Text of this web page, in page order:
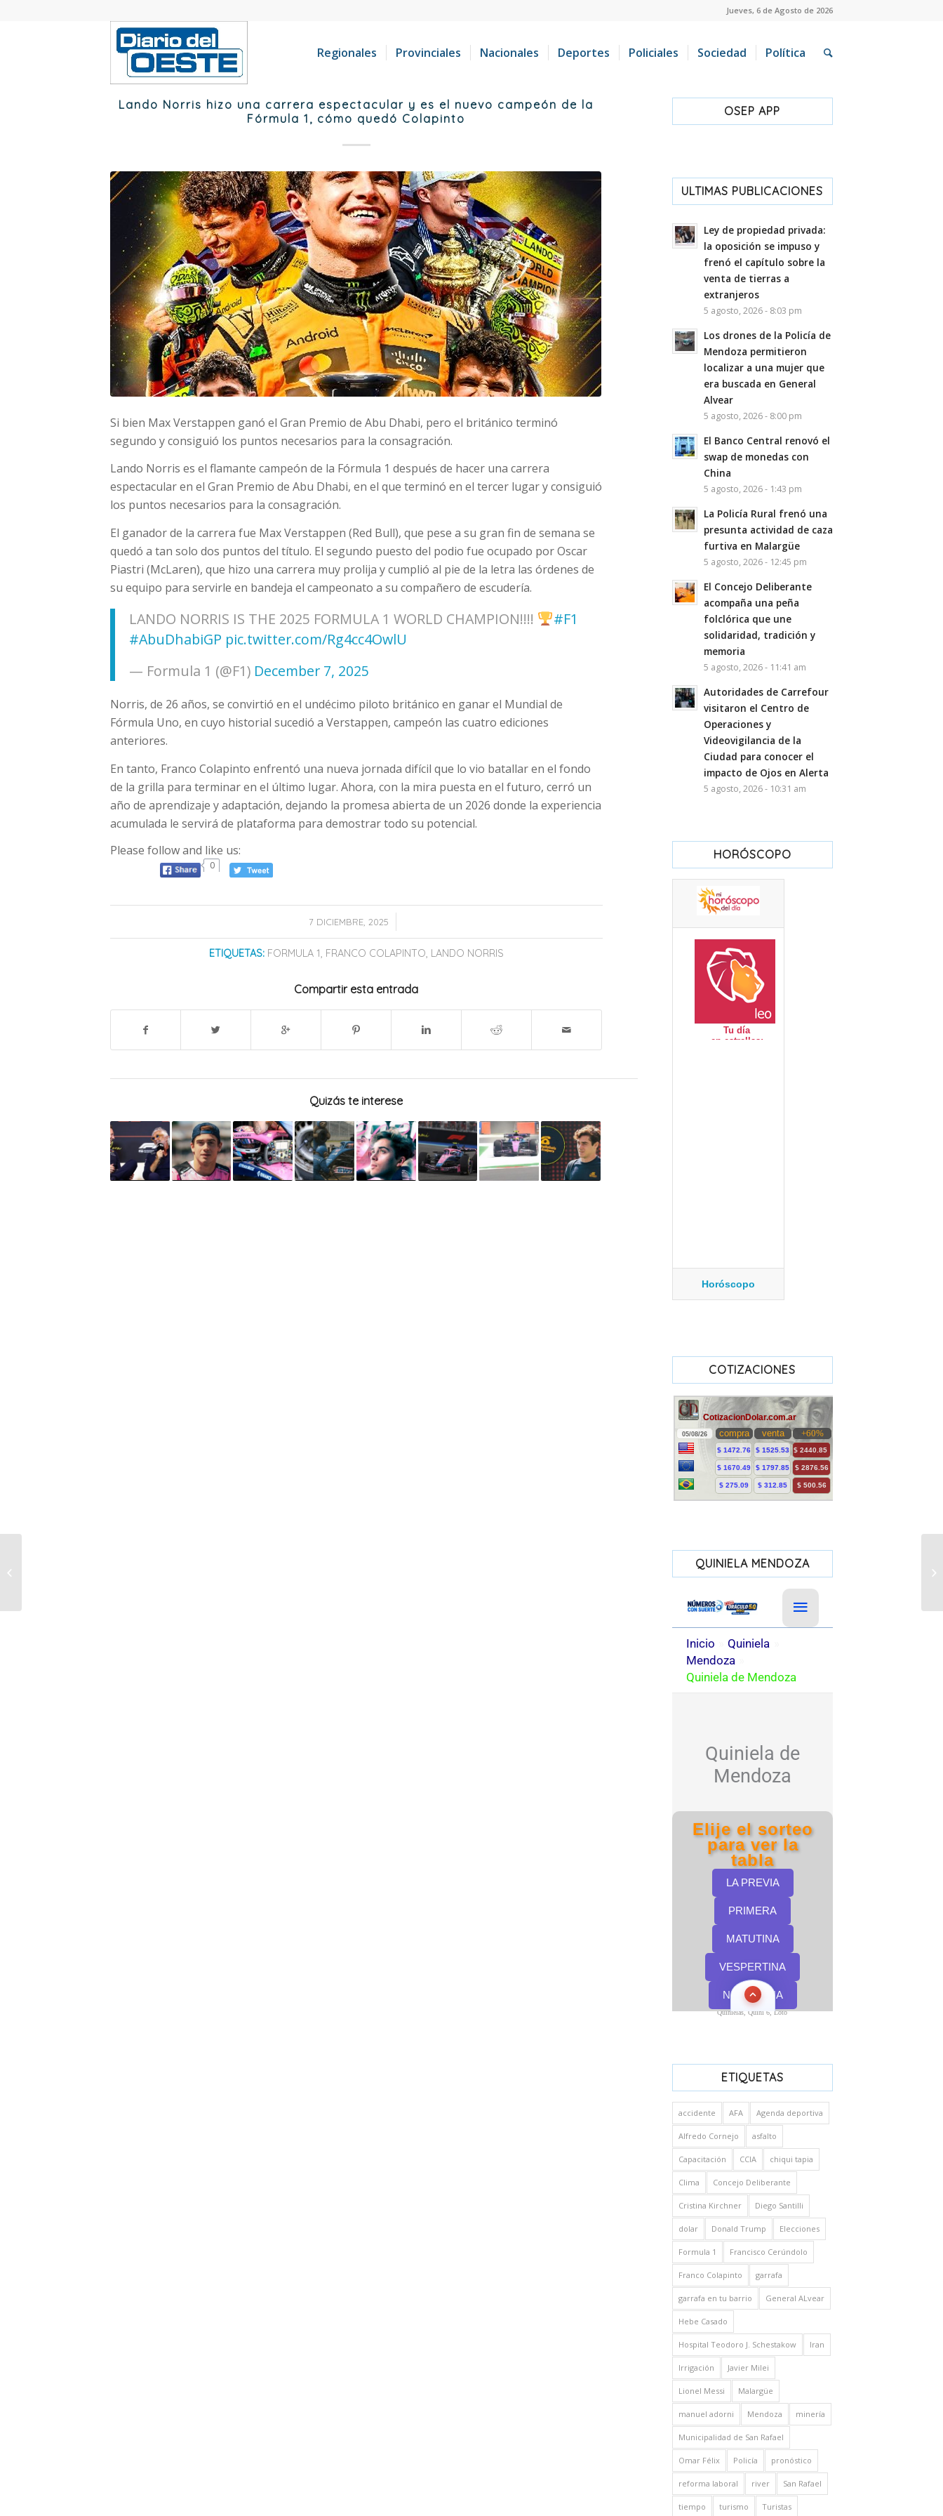
Jueves, 6 de Agosto de 2026
Regionales Provinciales Nacionales Deportes Policiales Sociedad Política
Lando Norris hizo una carrera espectacular y es el nuevo campeón de la
Fórmula 1, cómo quedó Colapinto
Si bien Max Verstappen ganó el Gran Premio de Abu Dhabi, pero el británico terminó
segundo y consiguió los puntos necesarios para la consagración.
Lando Norris es el flamante campeón de la Fórmula 1 después de hacer una carrera
espectacular en el Gran Premio de Abu Dhabi, en el que terminó en el tercer lugar y consiguió
los puntos necesarios para la consagración.
El ganador de la carrera fue Max Verstappen (Red Bull), que pese a su gran fin de semana se
quedó a tan solo dos puntos del título. El segundo puesto del podio fue ocupado por Oscar
Piastri (McLaren), que hizo una carrera muy prolija y cumplió al pie de la letra las órdenes de
su equipo para servirle en bandeja el campeonato a su compañero de escudería.
LANDO NORRIS IS THE 2025 FORMULA 1 WORLD CHAMPION!!!!
#F1
#AbuDhabiGP pic.twitter.com/Rg4cc4OwlU
— Formula 1 (@F1) December 7, 2025
Norris, de 26 años, se convirtió en el undécimo piloto británico en ganar el Mundial de
Fórmula Uno, en cuyo historial sucedió a Verstappen, campeón las cuatro ediciones
anteriores.
En tanto, Franco Colapinto enfrentó una nueva jornada difícil que lo vio batallar en el fondo
de la grilla para terminar en el último lugar. Ahora, con la mira puesta en el futuro, cerró un
año de aprendizaje y adaptación, dejando la promesa abierta de un 2026 donde la experiencia
acumulada le servirá de plataforma para demostrar todo su potencial.
Please follow and like us:
0
7 DICIEMBRE, 2025
/
ETIQUETAS: FORMULA 1, FRANCO COLAPINTO, LANDO NORRIS
Compartir esta entrada
Quizás te interese
OSEP APP
ULTIMAS PUBLICACIONES
Ley de propiedad privada:
la oposición se impuso y
frenó el capítulo sobre la
venta de tierras a
extranjeros
5 agosto, 2026 - 8:03 pm
Los drones de la Policía de
Mendoza permitieron
localizar a una mujer que
era buscada en General
Alvear
5 agosto, 2026 - 8:00 pm
El Banco Central renovó el
swap de monedas con
China
5 agosto, 2026 - 1:43 pm
La Policía Rural frenó una
presunta actividad de caza
furtiva en Malargüe
5 agosto, 2026 - 12:45 pm
El Concejo Deliberante
acompaña una peña
folclórica que une
solidaridad, tradición y
memoria
5 agosto, 2026 - 11:41 am
Autoridades de Carrefour
visitaron el Centro de
Operaciones y
Videovigilancia de la
Ciudad para conocer el
impacto de Ojos en Alerta
5 agosto, 2026 - 10:31 am
HORÓSCOPO
Horóscopo
COTIZACIONES
QUINIELA MENDOZA
Quinielas, Quini 6, Loto
ETIQUETAS
accidente AFA Agenda deportiva
Alfredo Cornejo asfalto
Capacitación CCIA chiqui tapia
Clima Concejo Deliberante
Cristina Kirchner Diego Santilli
dolar Donald Trump Elecciones
Formula 1 Francisco Cerúndolo
Franco Colapinto garrafa
garrafa en tu barrio General ALvear
Hebe Casado
Hospital Teodoro J. Schestakow Iran
Irrigación Javier Milei
Lionel Messi Malargüe
manuel adorni Mendoza minería
Municipalidad de San Rafael
Omar Félix Policía pronóstico
reforma laboral river San Rafael
tiempo turismo Turistas